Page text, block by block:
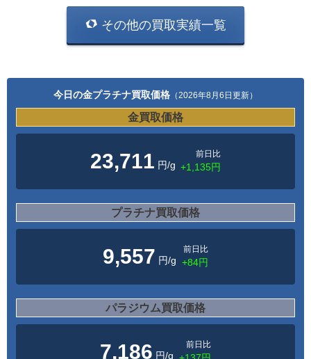
その他の買取実績一覧
今日の金プラチナ買取価格 （2026年8月6日更新）
金買取価格
23,711 円/g
前日比
+1,135円
プラチナ買取価格
9,557 円/g
前日比
+84円
パラジウム買取価格
7,186 円/g
前日比